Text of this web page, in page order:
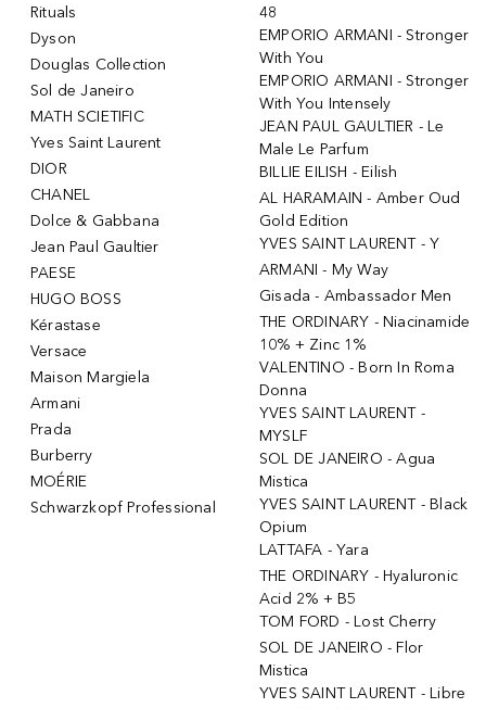
Rituals
Dyson
Douglas Collection
Sol de Janeiro
MATH SCIETIFIC
Yves Saint Laurent
DIOR
CHANEL
Dolce & Gabbana
Jean Paul Gaultier
PAESE
HUGO BOSS
Kérastase
Versace
Maison Margiela
Armani
Prada
Burberry
MOÉRIE
Schwarzkopf Professional
48
EMPORIO ARMANI - Stronger
With You
EMPORIO ARMANI - Stronger
With You Intensely
JEAN PAUL GAULTIER - Le
Male Le Parfum
BILLIE EILISH - Eilish
AL HARAMAIN - Amber Oud
Gold Edition
YVES SAINT LAURENT - Y
ARMANI - My Way
Gisada - Ambassador Men
THE ORDINARY - Niacinamide
10% + Zinc 1%
VALENTINO - Born In Roma
Donna
YVES SAINT LAURENT -
MYSLF
SOL DE JANEIRO - Agua
Mistica
YVES SAINT LAURENT - Black
Opium
LATTAFA - Yara
THE ORDINARY - Hyaluronic
Acid 2% + B5
TOM FORD - Lost Cherry
SOL DE JANEIRO - Flor
Mistica
YVES SAINT LAURENT - Libre